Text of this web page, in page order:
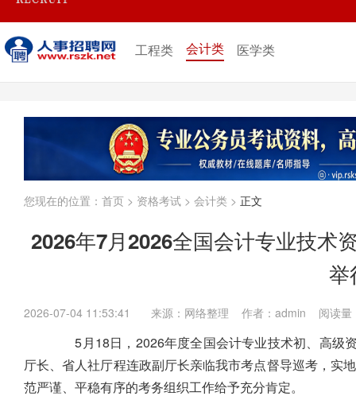
北京
宁夏
甘肃 陕西 西藏
河北
湖北 湖南 江西 安徽
浙江
江苏
福建 广东 广西
海南
国考
省考 企业 内蒙古
工程类 会计类 医学类
您现在的位置： 首页 > 资格考试 > 会计类 > 正文
2026年7月2026全国会计专业技术
举
2026-07-04 11:53:41 来源：网络整理 作者：admin 阅读量
5月18日，2026年度全国会计专业技术初、高级
厅长、省人社厅程连政副厅长亲临我市考点督导巡考，实
范严谨、平稳有序的考务组织工作给予充分肯定。